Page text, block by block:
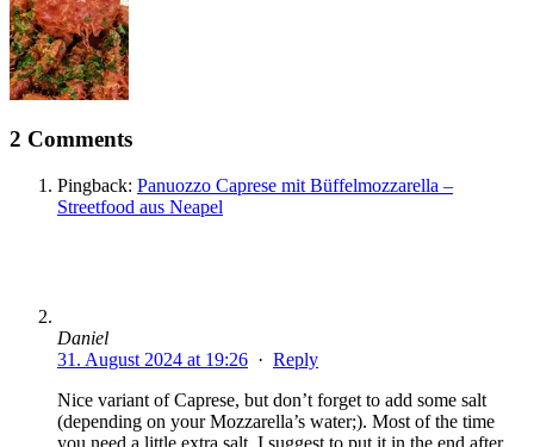
2 Comments
Pingback: Panuozzo Caprese mit Büffelmozzarella –
Streetfood aus Neapel
Daniel
31. August 2024 at 19:26 · Reply
Nice variant of Caprese, but don’t forget to add some salt
(depending on your Mozzarella’s water;). Most of the time
you need a little extra salt. I suggest to put it in the end after